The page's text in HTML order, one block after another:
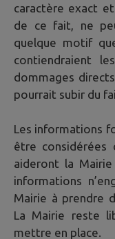
caractère exact
de ce fait, ne
quelque motif
contiendraient
dommages
pourrait subir du
Les informations
être considérées
aideront la
informations
Mairie à prendre
La Mairie reste
mettre en place.